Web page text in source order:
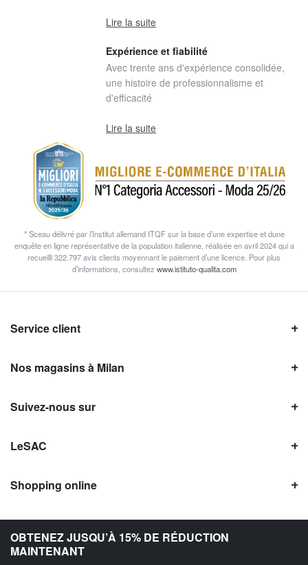
OBTENEZ JUSQU’À 15% DE RÉDUCTION
MAINTENANT
Lire la suite
Expérience et fiabilité
Avec trente ans d'expérience consolidée,
une histoire de professionnalisme et
d'efficacité
Lire la suite
* Sceau délivré par l’Institut allemand ITQF sur la base d’une expertise et dune
enquête en ligne représentative de la population italienne, réalisée en avril 2024 qui a
recueilli 322.797 avis clients moyennant le paiement d’une licence. Pour plus
d’informations, consultez www.istituto-qualita.com
Service client
Nos magasins à Milan
Suivez-nous sur
LeSAC
Shopping online
Avis LeSAC